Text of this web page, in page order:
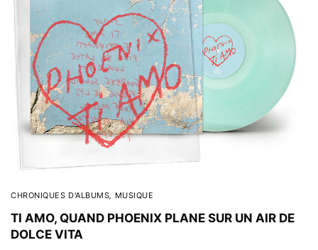
CHRONIQUES D'ALBUMS MUSIQUE
TI AMO, QUAND PHOENIX PLANE SUR UN AIR DE
DOLCE VITA